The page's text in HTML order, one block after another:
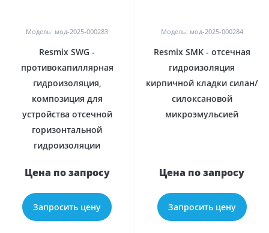
Модель: мод-2025-000283
Resmix SWG -
противокапиллярная
гидроизоляция,
композиция для
устройства отсечной
горизонтальной
гидроизоляции
Цена по запросу
Запросить цену
Модель: мод-2025-000284
Resmix SMK - отсечная
гидроизоляция
кирпичной кладки силан/
силоксановой
микроэмульсией
Цена по запросу
Запросить цену